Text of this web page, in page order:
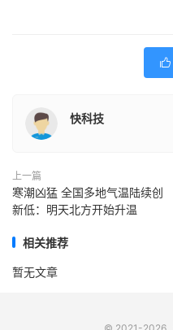

快科技
上一篇
寒潮凶猛 全国多地气温陆续创
新低：明天北方开始升温
相关推荐
暂无文章